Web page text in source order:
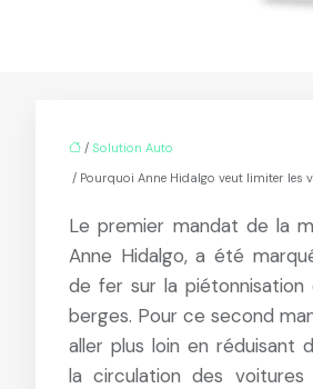
/ Solution Auto
/ Pourquoi Anne Hidalgo veut limiter les
Le premier mandat de la
Anne Hidalgo, a été
de fer sur la piétonnisation
berges. Pour ce second
aller plus loin en réduisant
la circulation des